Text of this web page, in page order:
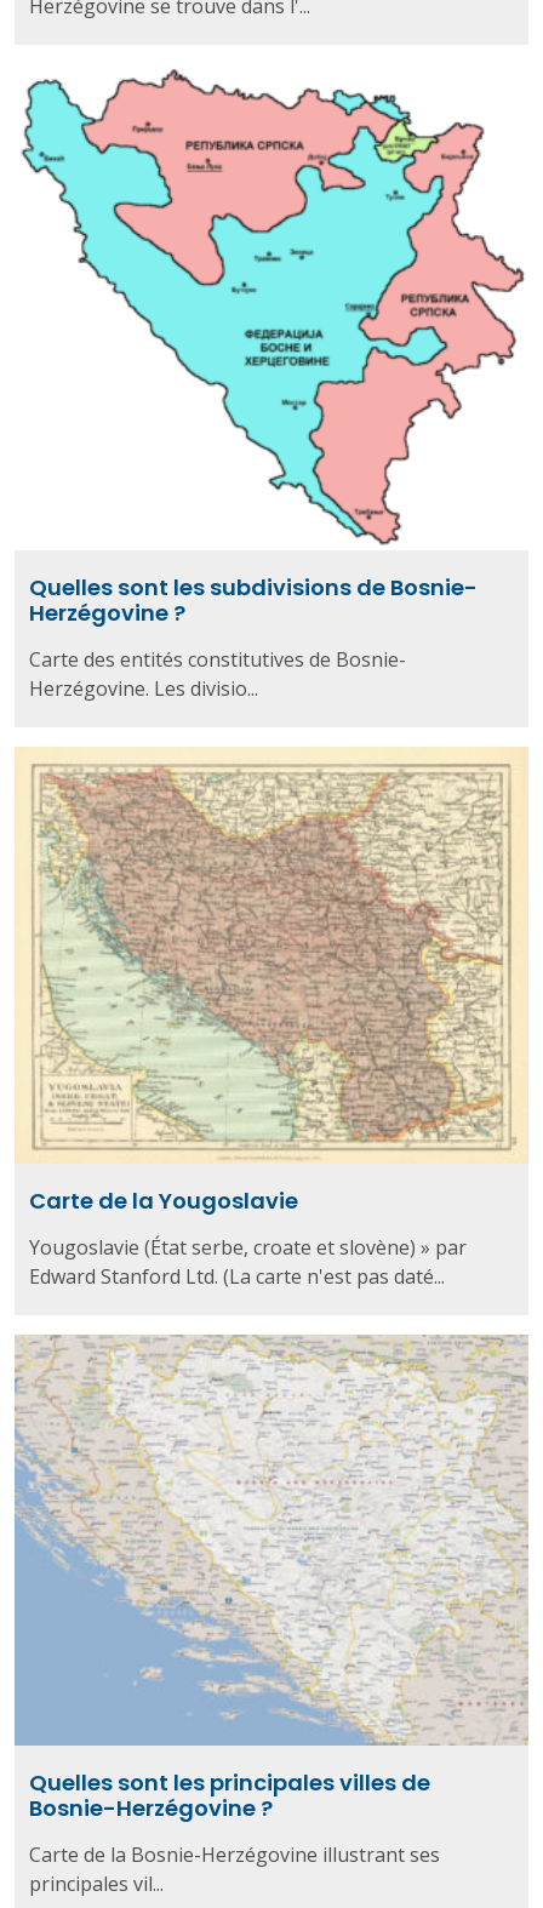
Herzégovine se trouve dans l'...
Quelles sont les subdivisions de Bosnie-
Herzégovine ?
Carte des entités constitutives de Bosnie-
Herzégovine. Les divisio...
Carte de la Yougoslavie
Yougoslavie (État serbe, croate et slovène) » par
Edward Stanford Ltd. (La carte n'est pas daté...
Quelles sont les principales villes de
Bosnie-Herzégovine ?
Carte de la Bosnie-Herzégovine illustrant ses
principales vil...